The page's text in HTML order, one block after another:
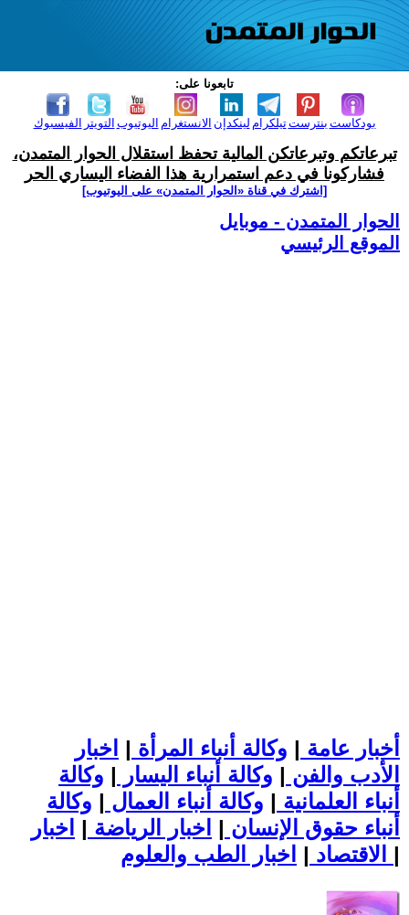
تابعونا على:
الفيسبوك التويتر اليوتيوب الانستغرام لينكدإن تيلكرامبنترست بودكاست
تبرعاتكم وتبرعاتكن المالية تحفظ استقلال الحوار المتمدن،
فشاركونا في دعم استمرارية هذا الفضاء اليساري الحر
[اشترك في قناة ‫«الحوار المتمدن» على اليوتيوب]
الحوار المتمدن - موبايل
الموقع الرئيسي
أخبار عامة | وكالة أنباء المرأة | اخبار
الأدب والفن | وكالة أنباء اليسار | وكالة
أنباء العلمانية | وكالة أنباء العمال | وكالة
أنباء حقوق الإنسان | اخبار الرياضة | اخبار
الاقتصاد | |